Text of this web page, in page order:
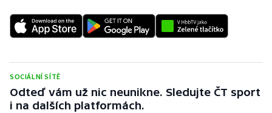
SOCIÁLNÍ SÍTĚ
Odteď vám už nic neunikne. Sledujte ČT sport
i na dalších platformách.